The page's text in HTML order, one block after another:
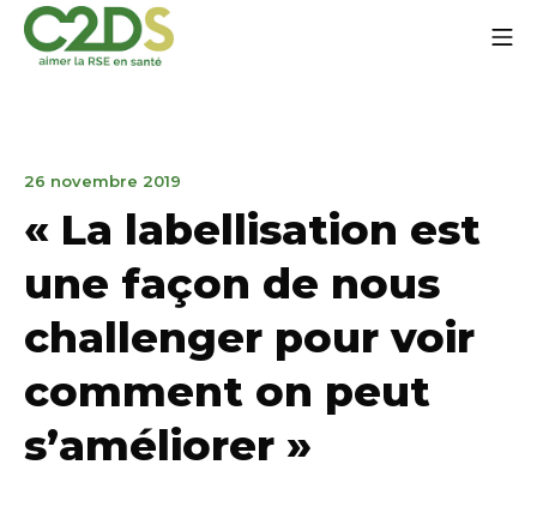
content
26 novembre 2019
2020
« La labellisation est
une façon de nous
challenger pour voir
comment on peut
s’améliorer »